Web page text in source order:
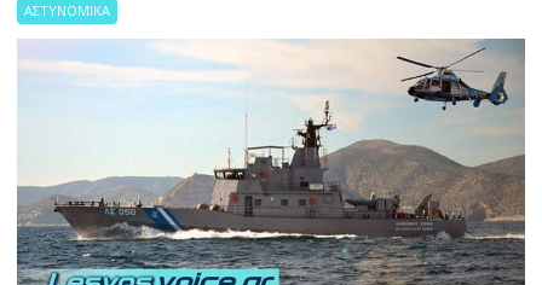
ΑΣΤΥΝΟΜΙΚΑ